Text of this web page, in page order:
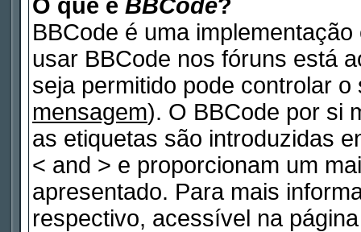
O que é BBCode?
BBCode é uma
usar BBCode nos fóruns está
seja permitido pode controlar
mensagem). O BBCode por si
as etiquetas são introduzidas
< and > e proporcionam um
apresentado. Para mais
respectivo, acessível na